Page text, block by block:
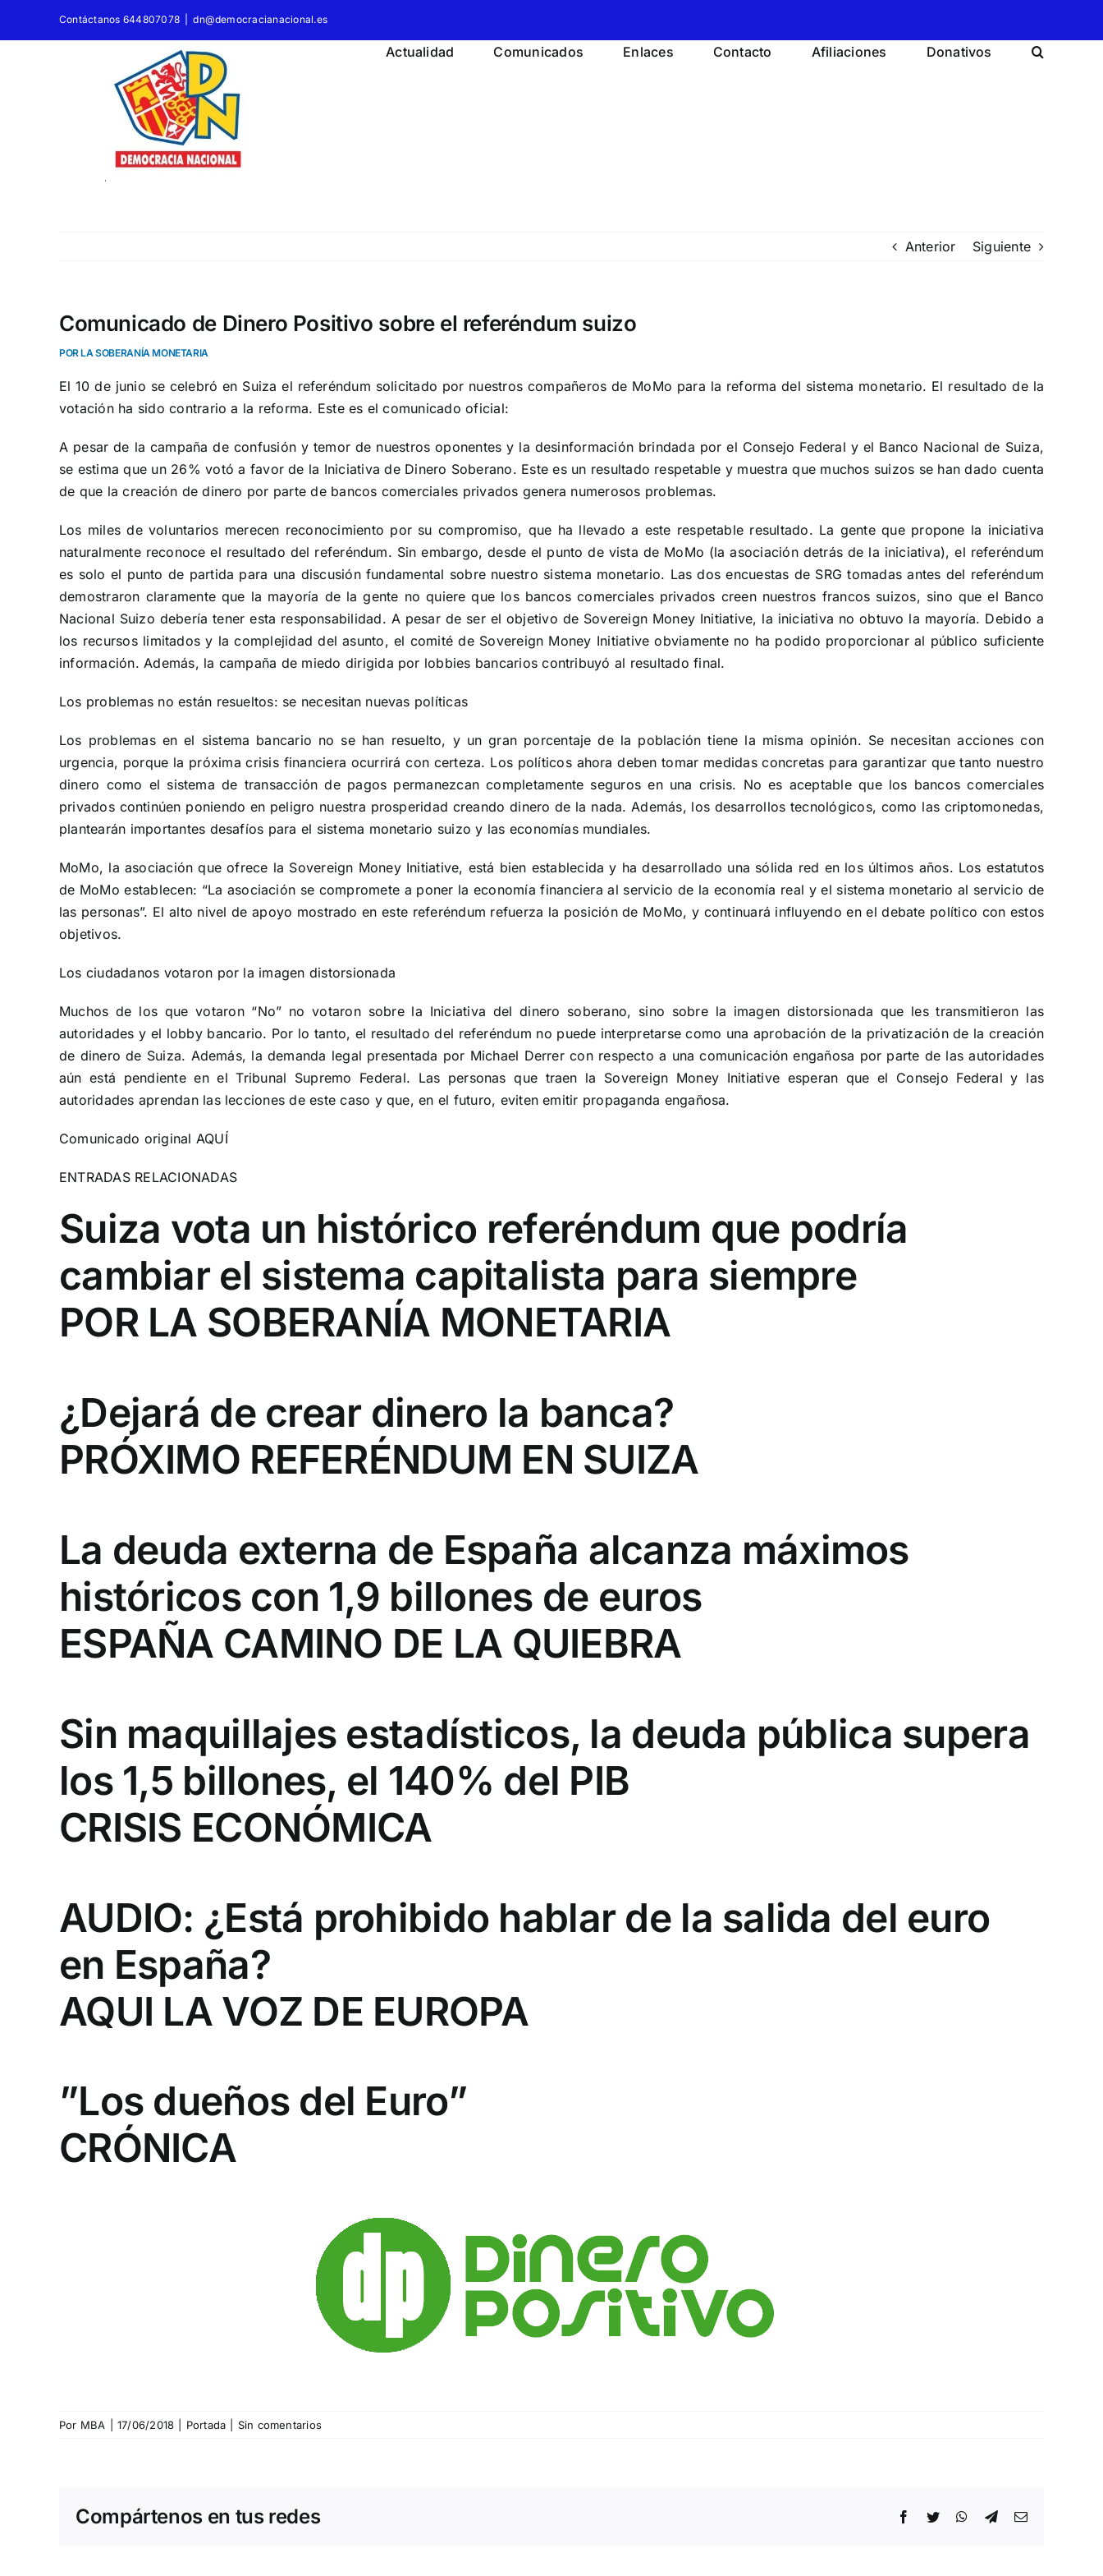
Contáctanos 644807078 dn@democracianacional.es
Actualidad Comunicados Enlaces Contacto Afiliaciones Donativos
Anterior Siguiente
Comunicado de Dinero Positivo sobre el referéndum suizo
POR LA SOBERANÍA MONETARIA
El 10 de junio se celebró en Suiza el referéndum solicitado por nuestros compañeros de MoMo para la reforma del sistema monetario. El resultado de la
votación ha sido contrario a la reforma. Este es el comunicado oficial:
A pesar de la campaña de confusión y temor de nuestros oponentes y la desinformación brindada por el Consejo Federal y el Banco Nacional de Suiza,
se estima que un 26% votó a favor de la Iniciativa de Dinero Soberano. Este es un resultado respetable y muestra que muchos suizos se han dado cuenta
de que la creación de dinero por parte de bancos comerciales privados genera numerosos problemas.
Los miles de voluntarios merecen reconocimiento por su compromiso, que ha llevado a este respetable resultado. La gente que propone la iniciativa
naturalmente reconoce el resultado del referéndum. Sin embargo, desde el punto de vista de MoMo (la asociación detrás de la iniciativa), el referéndum
es solo el punto de partida para una discusión fundamental sobre nuestro sistema monetario. Las dos encuestas de SRG tomadas antes del referéndum
demostraron claramente que la mayoría de la gente no quiere que los bancos comerciales privados creen nuestros francos suizos, sino que el Banco
Nacional Suizo debería tener esta responsabilidad. A pesar de ser el objetivo de Sovereign Money Initiative, la iniciativa no obtuvo la mayoría. Debido a
los recursos limitados y la complejidad del asunto, el comité de Sovereign Money Initiative obviamente no ha podido proporcionar al público suficiente
información. Además, la campaña de miedo dirigida por lobbies bancarios contribuyó al resultado final.
Los problemas no están resueltos: se necesitan nuevas políticas
Los problemas en el sistema bancario no se han resuelto, y un gran porcentaje de la población tiene la misma opinión. Se necesitanacciones con
urgencia, porque la próxima crisis financiera ocurrirá con certeza. Los políticos ahora deben tomar medidas concretas para garantizar que tanto nuestro
dinero como el sistema de transacción de pagos permanezcan completamente seguros en una crisis. No es aceptable que los bancos comerciales
privados continúen poniendo en peligro nuestra prosperidad creando dinero de la nada.Además, los desarrollos tecnológicos, como las criptomonedas,
plantearán importantes desafíos para el sistema monetario suizo y las economías mundiales.
MoMo, la asociación que ofrece la Sovereign Money Initiative, está bien establecida y ha desarrollado una sólida red en los últimos años. Los estatutos
de MoMo establecen: “La asociación se compromete a poner la economía financiera al servicio de la economía real y el sistema monetario al servicio de
las personas”. El alto nivel de apoyo mostrado en este referéndum refuerza la posición de MoMo, y continuará influyendo en el debate político con estos
objetivos.
Los ciudadanos votaron por la imagen distorsionada
Muchos de los que votaron “No” no votaron sobre la Iniciativa del dinero soberano, sino sobre la imagen distorsionada que les transmitieron las
autoridades y el lobby bancario. Por lo tanto, el resultado del referéndum no puede interpretarse como una aprobación de la privatización de la creación
de dinero de Suiza. Además, la demanda legal presentada por Michael Derrer con respecto a una comunicación engañosa por parte de las autoridades
aún está pendiente en el Tribunal Supremo Federal. Las personas que traen la Sovereign Money Initiative esperan que el Consejo Federal y las
autoridades aprendan las lecciones de este caso y que, en el futuro, eviten emitir propaganda engañosa.
Comunicado original AQUÍ
ENTRADAS RELACIONADAS
Suiza vota un histórico referéndum que podría
cambiar el sistema capitalista para siempre
POR LA SOBERANÍA MONETARIA
¿Dejará de crear dinero la banca?
PRÓXIMO REFERÉNDUM EN SUIZA
La deuda externa de España alcanza máximos
históricos con 1,9 billones de euros
ESPAÑA CAMINO DE LA QUIEBRA
Sin maquillajes estadísticos, la deuda pública supera
los 1,5 billones, el 140% del PIB
CRISIS ECONÓMICA
AUDIO: ¿Está prohibido hablar de la salida del euro
en España?
AQUI LA VOZ DE EUROPA
”Los dueños del Euro”
CRÓNICA
Por MBA 17/06/2018 Portada Sin comentarios
Compártenos en tus redes Facebook
Twitter WhatsApp
TelegramCorreo